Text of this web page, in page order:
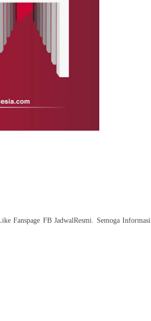
Fanspage FB JadwalResmi. Semoga Informasi